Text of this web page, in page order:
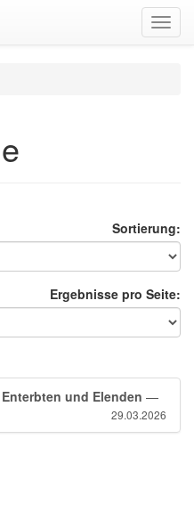
Sortierung:
Ergebnisse pro Seite:
und Elenden —
29.03.2026